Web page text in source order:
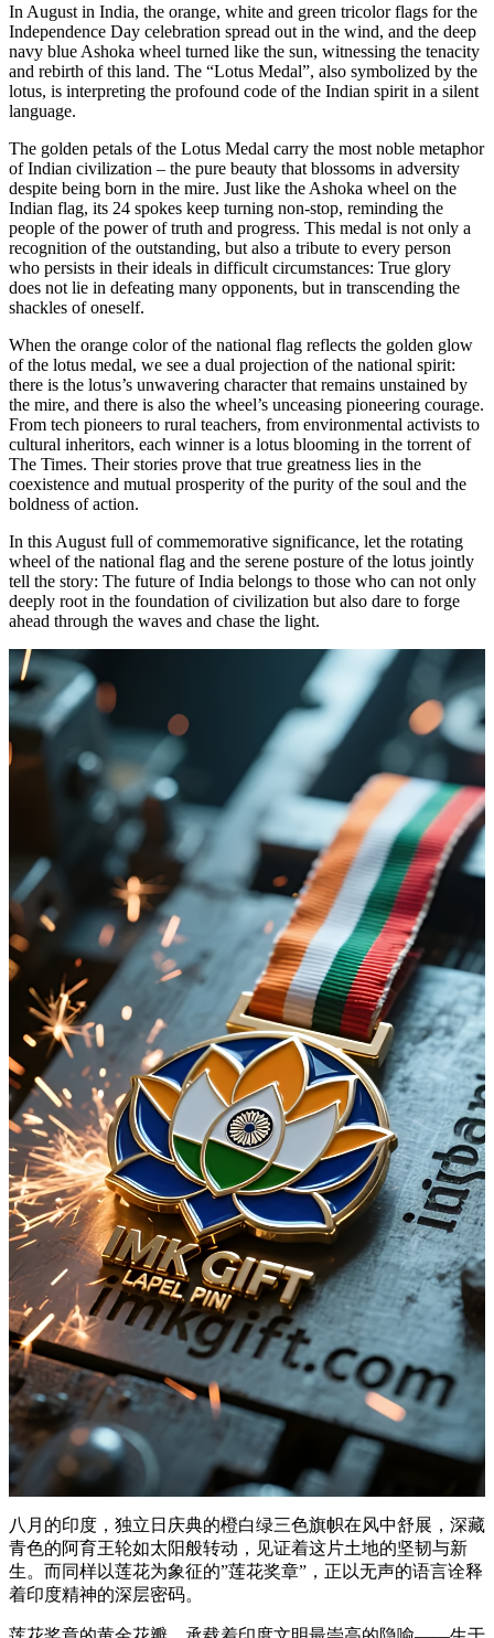
In August in India, the orange, white and green tricolor flags for the
Independence Day celebration spread out in the wind, and the deep
navy blue Ashoka wheel turned like the sun, witnessing the tenacity
and rebirth of this land. The “Lotus Medal”, also symbolized by the
lotus, is interpreting the profound code of the Indian spirit in a silent
language.
The golden petals of the Lotus Medal carry the most noble metaphor
of Indian civilization – the pure beauty that blossoms in adversity
despite being born in the mire. Just like the Ashoka wheel on the
Indian flag, its 24 spokes keep turning non-stop, reminding the
people of the power of truth and progress. This medal is not only a
recognition of the outstanding, but also a tribute to every person
who persists in their ideals in difficult circumstances: True glory
does not lie in defeating many opponents, but in transcending the
shackles of oneself.
When the orange color of the national flag reflects the golden glow
of the lotus medal, we see a dual projection of the national spirit:
there is the lotus’s unwavering character that remains unstained by
the mire, and there is also the wheel’s unceasing pioneering courage.
From tech pioneers to rural teachers, from environmental activists to
cultural inheritors, each winner is a lotus blooming in the torrent of
The Times. Their stories prove that true greatness lies in the
coexistence and mutual prosperity of the purity of the soul and the
boldness of action.
In this August full of commemorative significance, let the rotating
wheel of the national flag and the serene posture of the lotus jointly
tell the story: The future of India belongs to those who can not only
deeply root in the foundation of civilization but also dare to forge
ahead through the waves and chase the light.
八月的印度，独立日庆典的橙白绿三色旗帜在风中舒展，深藏
青色的阿育王轮如太阳般转动，见证着这片土地的坚韧与新
生。而同样以莲花为象征的”莲花奖章”，正以无声的语言诠释
着印度精神的深层密码。